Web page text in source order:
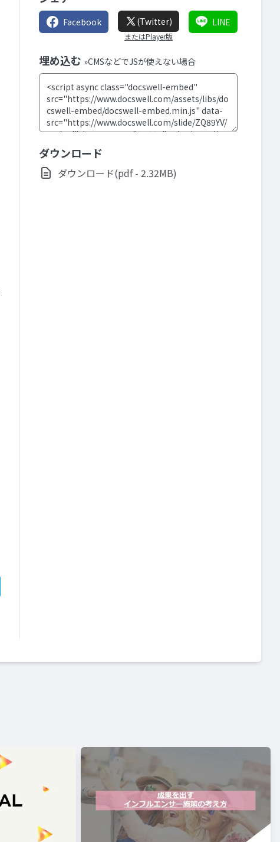
Facebook (Twitter)
またはPlayer版
LINE
埋め込む »CMSなどでJSが使えない場合
ダウンロード
ダウンロード(pdf - 2.32MB)